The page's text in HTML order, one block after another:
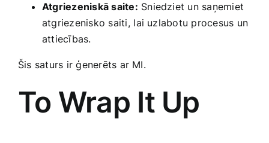
Atgriezeniskā saite: ‍Sniedziet un saņemiet
atgriezenisko saiti,⁤ lai uzlabotu procesus un
attiecības.
Šis saturs ir ģenerēts ar MI.
To​ Wrap It Up